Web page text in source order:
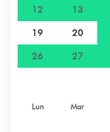
12 13
19 20
26 27
Lun Mar